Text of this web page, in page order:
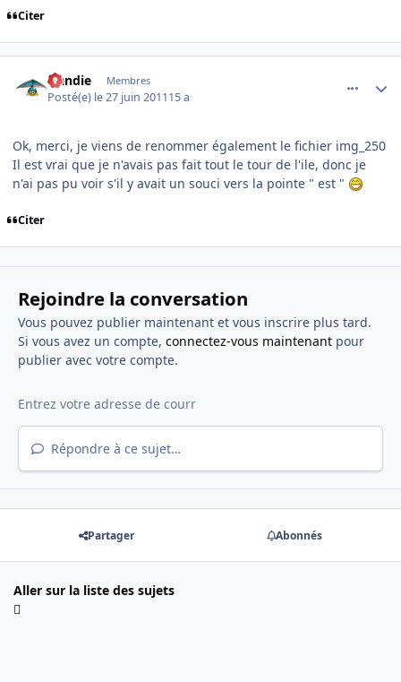
Citer
Handie Membres
Posté(e) le 27 juin 201115 a
Ok, merci, je viens de renommer également le fichier img_250
Il est vrai que je n'avais pas fait tout le tour de l'ile, donc je
n'ai pas pu voir s'il y avait un souci vers la pointe " est "
Citer
Rejoindre la conversation
Vous pouvez publier maintenant et vous inscrire plus tard.
Si vous avez un compte, connectez-vous maintenantpour
publier avec votre compte.
Répondre à ce sujet…
Partager Abonnés
Aller sur la liste des sujets